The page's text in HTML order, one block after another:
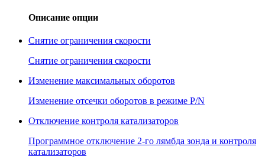
Описание опции
Снятие ограничения скорости
Снятие ограничения скорости
Изменение максимальных оборотов
Изменение отсечки оборотов в режиме P/N
Отключение контроля катализаторов
Программное отключение 2-го лямбда зонда и контроля
катализаторов